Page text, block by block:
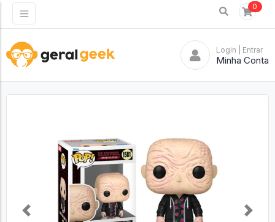
0
Login | Entrar
Minha Conta
Previous Next